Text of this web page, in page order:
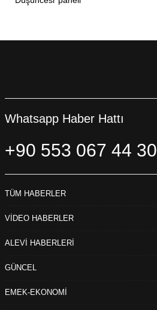
Whatsapp Haber Hattı
+90 553 067 44 30
TÜM HABERLER
VİDEO HABERLER
ALEVİ HABERLERİ
GÜNCEL
EMEK-EKONOMİ